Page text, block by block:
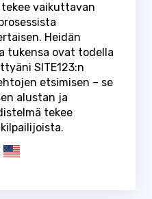
vaikuttavan
Heidän
tukensa ovat todella
SITE123:n
etsimisen – se
alustan ja
tekee